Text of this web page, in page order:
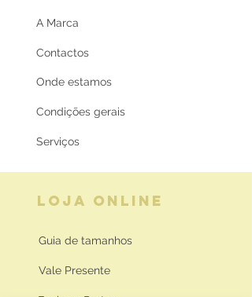
A Marca
Contactos
Onde estamos
Condições gerais
Serviços
LOJA ONLINE
Guia de tamanhos
Vale Presente